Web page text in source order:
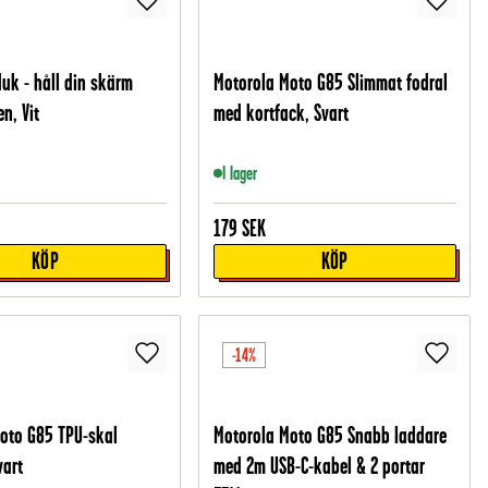
- håll din skärm
Vit
KÖP
Motorola Moto G85 Slimmat fodral
med kortfack, Svart
I lager
179 SEK
KÖP
G85 TPU-skal
-14%
Motorola Moto G85 Snabb laddare
med 2m USB-C-kabel & 2 portar